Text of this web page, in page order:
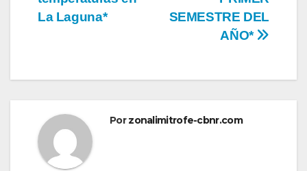
SEMESTRE DEL
AÑO*
La Laguna*
Porzonalimitrofe-cbnr.com